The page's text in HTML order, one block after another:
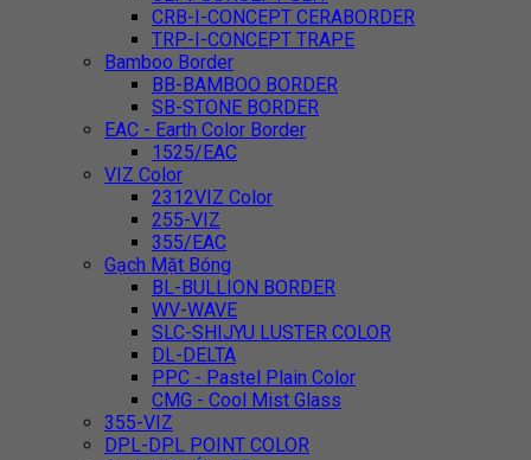
CRB-I-CONCEPT CERABORDER
TRP-I-CONCEPT TRAPE
Bamboo Border
BB-BAMBOO BORDER
SB-STONE BORDER
EAC - Earth Color Border
1525/EAC
VIZ Color
2312VIZ Color
255-VIZ
355/EAC
Gạch Mặt Bóng
BL-BULLION BORDER
WV-WAVE
SLC-SHIJYU LUSTER COLOR
DL-DELTA
PPC - Pastel Plain Color
CMG - Cool Mist Glass
355-VIZ
DPL-DPL POINT COLOR